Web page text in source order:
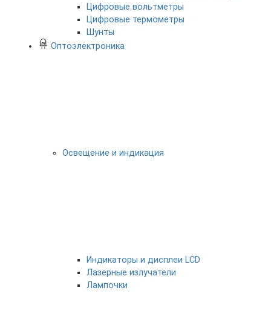
Цифровые вольтметры
Цифровые термометры
Шунты
Оптоэлектроника
Освещение и индикация
Индикаторы и дисплеи LCD
Лазерные излучатели
Лампочки